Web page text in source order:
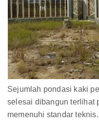
Sejumlah pondasi kaki
selesai dibangun terlihat
memenuhi standar teknis.